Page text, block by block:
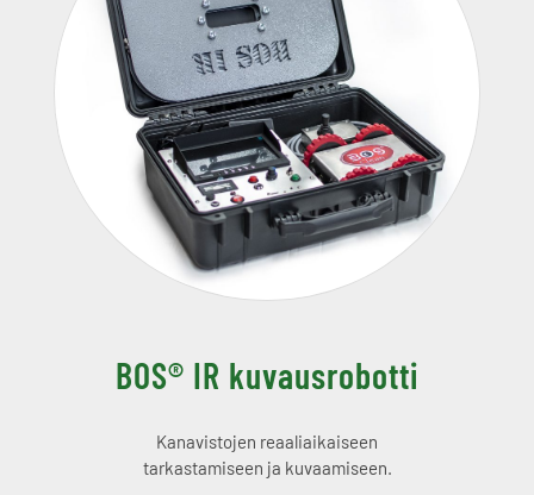
BOS® IR kuvausrobotti
Kanavistojen reaaliaikaiseen
tarkastamiseen ja kuvaamiseen.